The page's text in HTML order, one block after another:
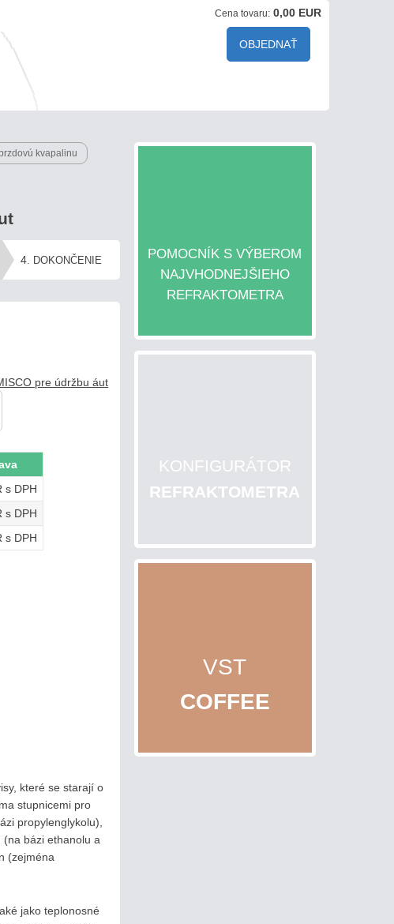
Cena tovaru: 0,00 EUR
OBJEDNAŤ
kvapalinu
4. DOKONČENIE
s DPH
s DPH
s DPH
které se starají o
stupnicemi pro
propylenglykolu),
bázi ethanolu a
(zejména
jako teplonosné
POMOCNÍK S VÝBEROM
NAJVHODNEJŠIEHO
REFRAKTOMETRA
KONFIGURÁTOR
REFRAKTOMETRA
VST
COFFEE